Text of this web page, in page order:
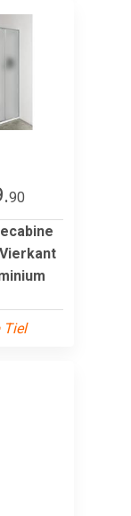
90
Tiel